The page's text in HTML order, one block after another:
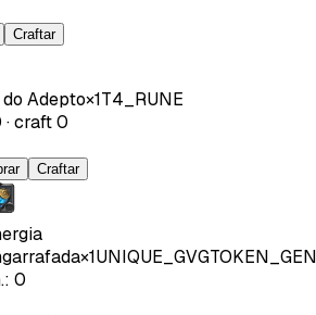
Craftar
do Adepto×1T4_RUNE
·craft0
Craftar
×1
: 0